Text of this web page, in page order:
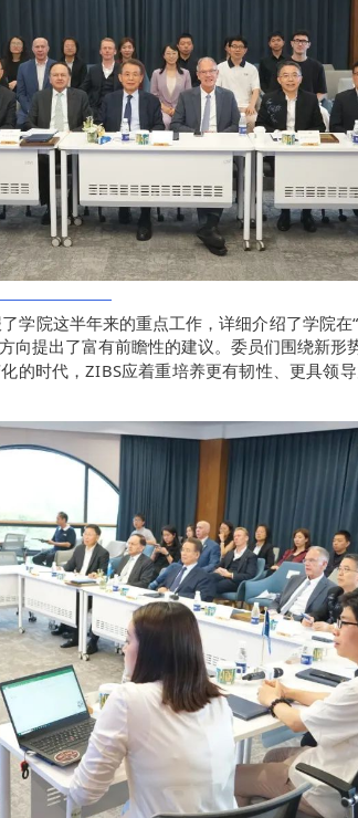
学院这半年来的重点工作，详细介绍了学院
向提出了富有前瞻性的建议。委员们围绕新
的时代，ZIBS应着重培养更有韧性、更具领